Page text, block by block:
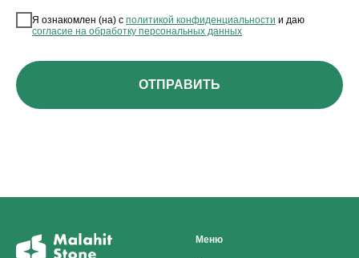
Я ознакомлен (на) с политикой конфиденциальности и даю
согласие на обработку персональных данных
ОТПРАВИТЬ
Меню